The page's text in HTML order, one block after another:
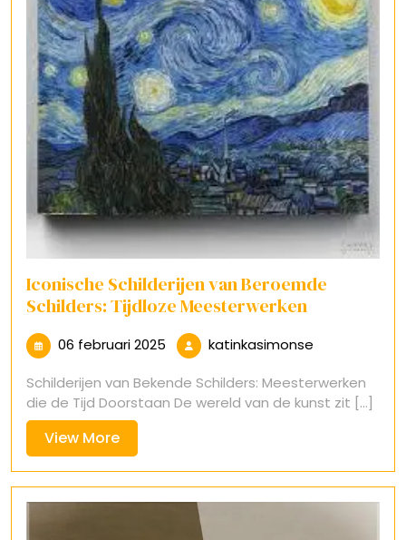
Iconische Schilderijen van Beroemde
Schilders: Tijdloze Meesterwerken
06 februari 2025 06
februari
2025
katinkasimonse
Schilderijen van Bekende Schilders: Meesterwerken
die de Tijd Doorstaan De wereld van de kunst zit [...]
View MoreView
More